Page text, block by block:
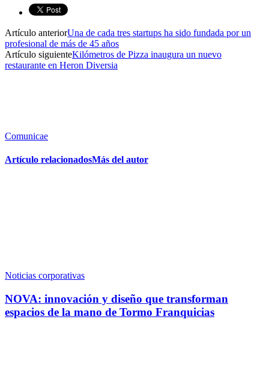
Artículo anteriorUna de cada tres startups ha sido fundada por un
profesional de más de 45 años
Artículo siguienteKilómetros de Pizza inaugura un nuevo
restaurante en Heron Diversia
Comunicae
Artículo relacionadosMás del autor
Noticias corporativas
NOVA: innovación y diseño que transforman
espacios de la mano de Tormo Franquicias